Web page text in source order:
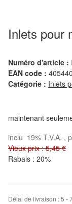
Inlets pour
Numéro d'article :
EAN code :
Catégorie : Inlets
maintenant
inclu 19% T.V.A. ,
Vieux prix : 5,45 €
Rabais : 20%
Délai de livraison :5 -